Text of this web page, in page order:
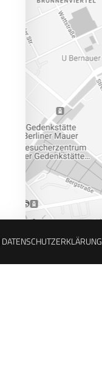
DATENSCHUTZERKLÄRUNG